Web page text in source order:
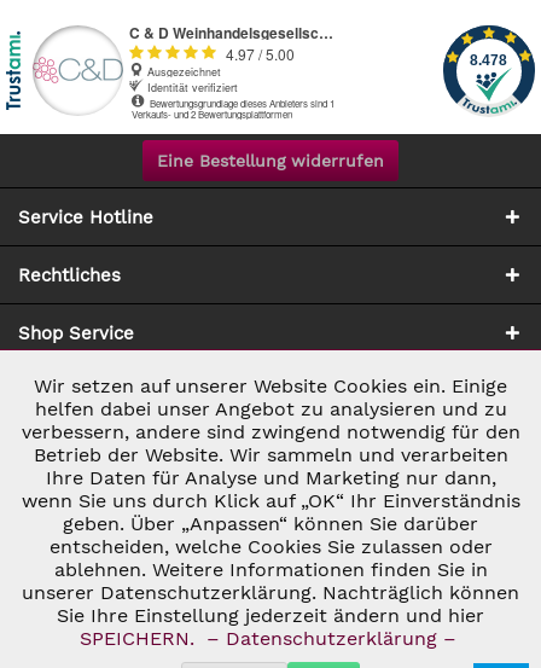
Eine Bestellung widerrufen
Service Hotline
Rechtliches
Shop Service
Zahlung & Versand
* ALLE PREISE INKL. GESETZL. UMSATZSTEUER ZZGL.
VERSANDKOSTEN
UND GGF. NACHNAHMEGEBÜHREN, WENN NICHT
ANDERS BESCHRIEBEN
© 2026 C&D WEINHANDEL - ALL RIGHTS RESERVED. THEME BY
THEMEWARE®
Notwendig Aktiv
Marketing Inaktiv
Tracking Inaktiv
Personalisierung Inaktiv
Wir setzen auf unserer Website Cookies ein. Einige
helfen dabei unser Angebot zu analysieren und zu
verbessern, andere sind zwingend notwendig für den
Betrieb der Website. Wir sammeln und verarbeiten
Ihre Daten für Analyse und Marketing nur dann,
wenn Sie uns durch Klick auf „OK“ Ihr Einverständnis
geben. Über „Anpassen“ können Sie darüber
entscheiden, welche Cookies Sie zulassen oder
ablehnen. Weitere Informationen finden Sie in
unserer Datenschutzerklärung. Nachträglich können
Sie Ihre Einstellung jederzeit ändern und hier
SPEICHERN.
– Datenschutzerklärung –